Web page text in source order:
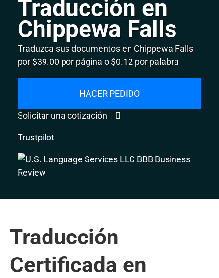
Traducción en
Chippewa Falls
Traduzca sus documentos en Chippewa Falls
por $39.00 por página o $0.12 por palabra
HACER PEDIDO
Solicitar una cotización
Trustpilot
Traducción
Certificada en